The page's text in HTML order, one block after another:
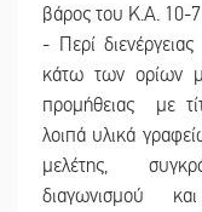
βάρος του Κ.Α. 10-
- Περί
κάτω των ορίων
προμήθειας με
λοιπά υλικά
μελέτης,
διαγωνισμού